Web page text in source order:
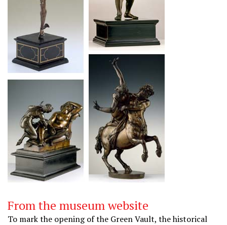
From the museum website
To mark the opening of the Green Vault, the historical